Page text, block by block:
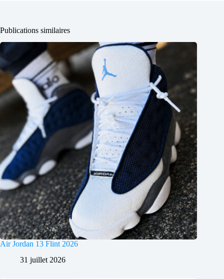
Publications similaires
Air Jordan 13 Flint 2026
31 juillet 2026